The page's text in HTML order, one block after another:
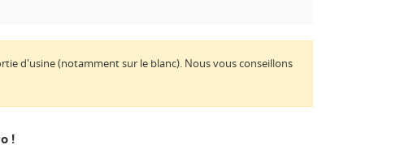
d'usine (notamment sur le blanc). Nous vous conseillons
!